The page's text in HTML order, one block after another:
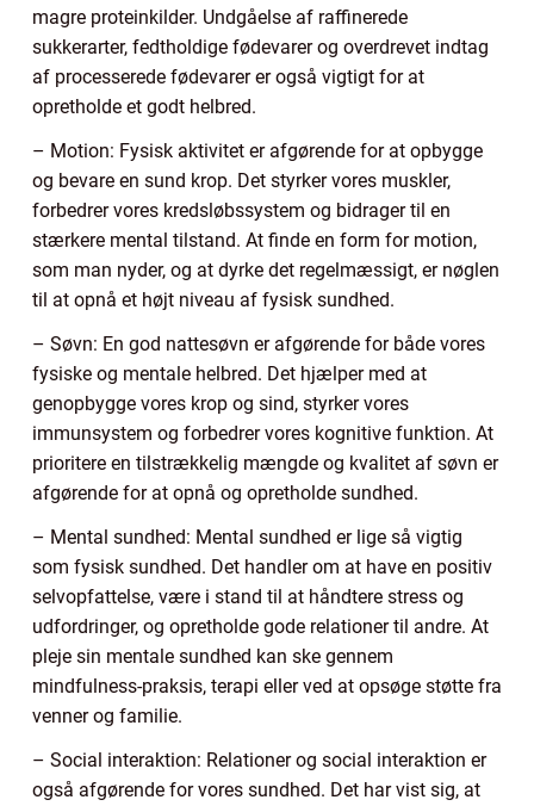
magre proteinkilder. Undgåelse af raffinerede
sukkerarter, fedtholdige fødevarer og overdrevet indtag
af processerede fødevarer er også vigtigt for at
opretholde et godt helbred.
– Motion: Fysisk aktivitet er afgørende for at opbygge
og bevare en sund krop. Det styrker vores muskler,
forbedrer vores kredsløbssystem og bidrager til en
stærkere mental tilstand. At finde en form for motion,
som man nyder, og at dyrke det regelmæssigt, er nøglen
til at opnå et højt niveau af fysisk sundhed.
– Søvn: En god nattesøvn er afgørende for både vores
fysiske og mentale helbred. Det hjælper med at
genopbygge vores krop og sind, styrker vores
immunsystem og forbedrer vores kognitive funktion. At
prioritere en tilstrækkelig mængde og kvalitet af søvn er
afgørende for at opnå og opretholde sundhed.
– Mental sundhed: Mental sundhed er lige så vigtig
som fysisk sundhed. Det handler om at have en positiv
selvopfattelse, være i stand til at håndtere stress og
udfordringer, og opretholde gode relationer til andre. At
pleje sin mentale sundhed kan ske gennem
mindfulness-praksis, terapi eller ved at opsøge støtte fra
venner og familie.
– Social interaktion: Relationer og social interaktion er
også afgørende for vores sundhed. Det har vist sig, at